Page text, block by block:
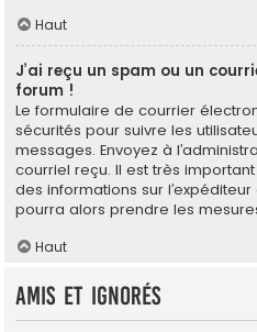
Haut
J’ai reçu un spam ou un
forum !
Le formulaire de courrier
sécurités pour suivre les
messages. Envoyez à
courriel reçu. Il est très
des informations sur
pourra alors prendre les
Haut
Amis et ignorés